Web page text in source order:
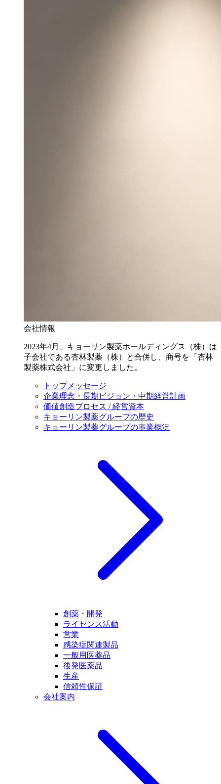
会社情報
2023年4月、キョーリン製薬ホールディングス（株）は
子会社である杏林製薬（株）と合併し、商号を「杏林
製薬株式会社」に変更しました。
トップメッセージ
企業理念・長期ビジョン・中期経営計画
価値創造プロセス / 経営資本
キョーリン製薬グループの歴史
キョーリン製薬グループの事業概況
創薬・開発
ライセンス活動
営業
感染症関連製品
一般用医薬品
後発医薬品
生産
信頼性保証
会社案内